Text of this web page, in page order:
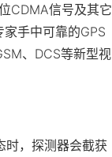
CDMA信号及其它
手中可靠的GPS
、DCS等新型视
时，探测器会截获